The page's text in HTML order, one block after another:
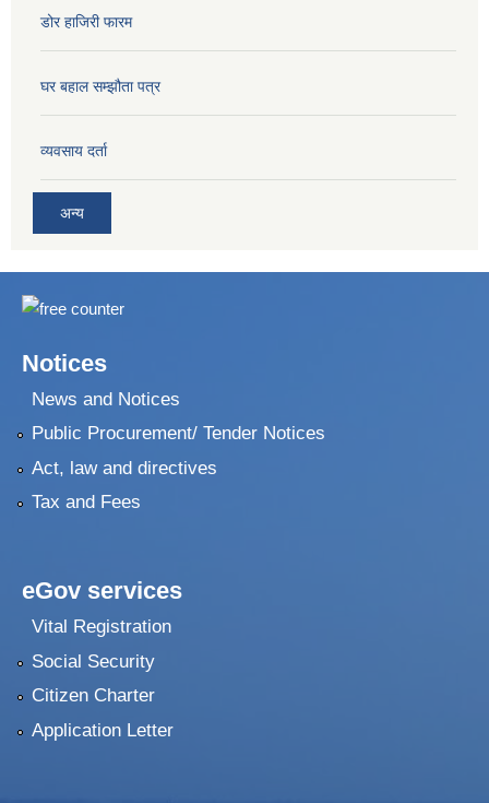
डोर हाजिरी फारम
घर बहाल सम्झौता पत्र
व्यवसाय दर्ता
अन्य
Notices
News and Notices
Public Procurement/ Tender Notices
Act, law and directives
Tax and Fees
eGov services
Vital Registration
Social Security
Citizen Charter
Application Letter